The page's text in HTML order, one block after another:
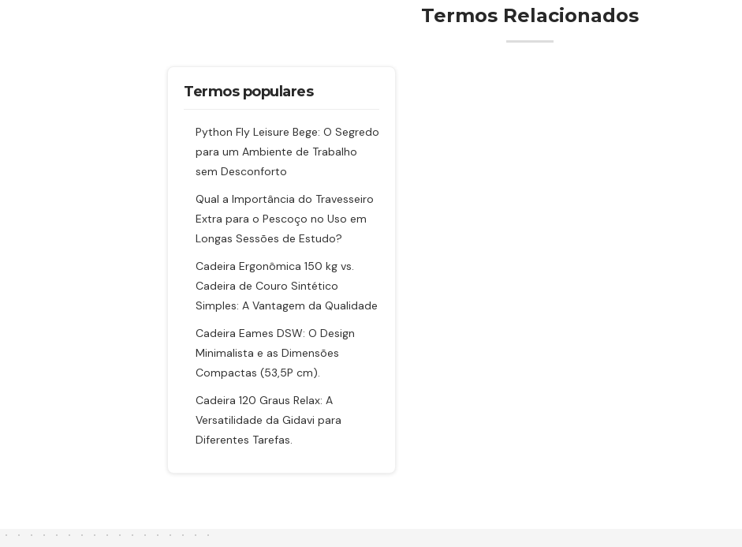
Termos Relacionados
Termos populares
Python Fly Leisure Bege: O Segredo
para um Ambiente de Trabalho
sem Desconforto
Qual a Importância do Travesseiro
Extra para o Pescoço no Uso em
Longas Sessões de Estudo?
Cadeira Ergonômica 150 kg vs.
Cadeira de Couro Sintético
Simples: A Vantagem da Qualidade
Cadeira Eames DSW: O Design
Minimalista e as Dimensões
Compactas (53,5P cm).
Cadeira 120 Graus Relax: A
Versatilidade da Gidavi para
Diferentes Tarefas.